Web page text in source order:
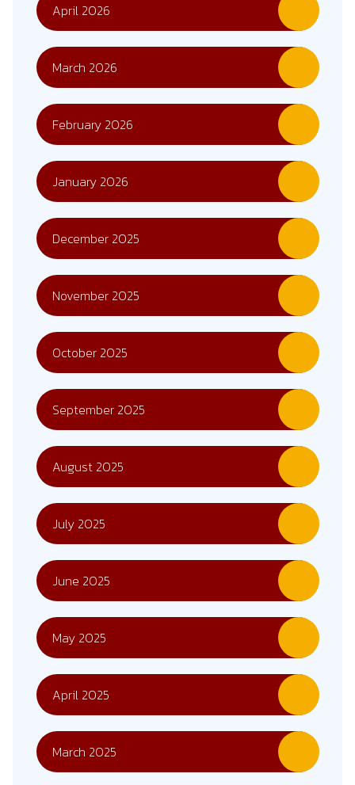
April 2026
March 2026
February 2026
January 2026
December 2025
November 2025
October 2025
September 2025
August 2025
July 2025
June 2025
May 2025
April 2025
March 2025